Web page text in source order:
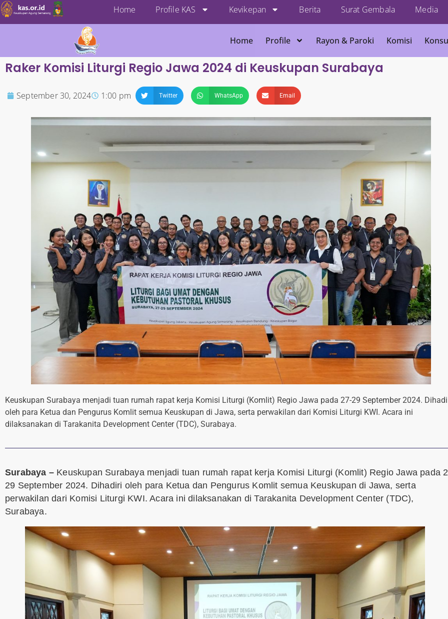
Home Profile KAS Kevikepan Berita Surat Gembala Media
Home Profile Rayon & Paroki Komisi
Raker Komisi Liturgi Regio Jawa 2024 di Keuskupan Surabaya
September 30, 2024 1:00 pm Twitter WhatsApp Email
Keuskupan Surabaya menjadi tuan rumah rapat kerja Komisi Liturgi (Komlit) Regio Jawa pada 27-29 September 2024.
oleh para Ketua dan Pengurus Komlit semua Keuskupan di Jawa, serta perwakilan dari Komisi Liturgi KWI. Acara ini
dilaksanakan di Tarakanita Development Center (TDC), Surabaya.
Surabaya – Keuskupan Surabaya menjadi tuan rumah rapat kerja Komisi Liturgi (Komlit) Regio Jawa pada
29 September 2024. Dihadiri oleh para Ketua dan Pengurus Komlit semua Keuskupan di Jawa, serta
perwakilan dari Komisi Liturgi KWI. Acara ini dilaksanakan di Tarakanita Development Center (TDC),
Surabaya.